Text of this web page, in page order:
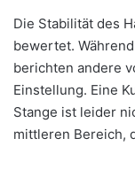
Die Stabilität des
bewertet.
berichten andere
Einstellung. Eine
Stange ist leider
mittleren Bereich,